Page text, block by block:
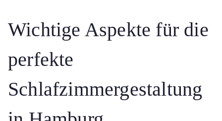
Wichtige Aspekte für die
perfekte
Schlafzimmergestaltung